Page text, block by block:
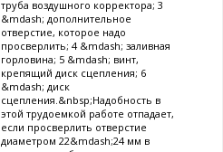
труба воздушного корректора; 3
&mdash; дополнительное
отверстие, которое надо
просверлить; 4 &mdash; заливная
горловина; 5 &mdash; винт,
крепящий диск сцепления; 6
&mdash; диск
сцепления.&nbsp;Надобность в
этой трудоемкой работе отпадает,
если просверлить отверстие
диаметром 22&mdash;24 мм в